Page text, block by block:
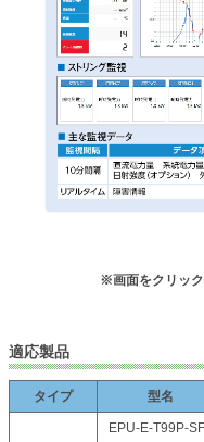
※画面をクリック
適応製品
タイプ 型名
EPU-E-T99P-SF